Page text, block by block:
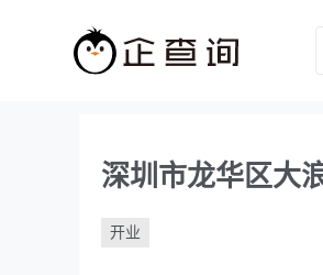
深圳市龙华区大
开业